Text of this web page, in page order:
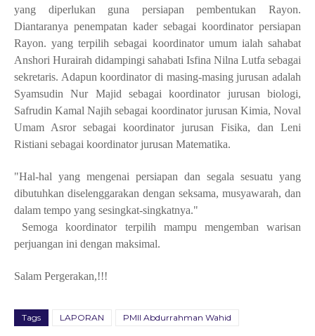
yang diperlukan guna persiapan pembentukan Rayon.
Diantaranya penempatan kader sebagai koordinator persiapan
Rayon. yang terpilih sebagai koordinator umum ialah sahabat
Anshori Hurairah didampingi sahabati Isfina Nilna Lutfa sebagai
sekretaris. Adapun koordinator di masing-masing jurusan adalah
Syamsudin Nur Majid sebagai koordinator jurusan biologi,
Safrudin Kamal Najih sebagai koordinator jurusan Kimia, Noval
Umam Asror sebagai koordinator jurusan Fisika, dan Leni
Ristiani sebagai koordinator jurusan Matematika.
"Hal-hal yang mengenai persiapan dan segala sesuatu yang
dibutuhkan diselenggarakan dengan seksama, musyawarah, dan
dalam tempo yang sesingkat-singkatnya."
Semoga koordinator terpilih mampu mengemban warisan
perjuangan ini dengan maksimal.
Salam Pergerakan,!!!
Tags LAPORAN PMII Abdurrahman Wahid